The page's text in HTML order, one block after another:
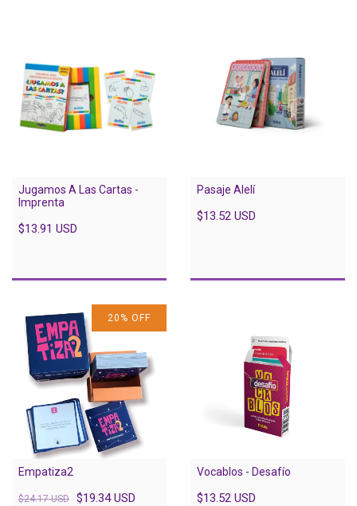
Jugamos A Las Cartas -
Imprenta
$13.91 USD
Pasaje Alelí
$13.52 USD
20 % OFF
Empatiza2
$24.17 USD $19.34 USD
Vocablos - Desafío
$13.52 USD